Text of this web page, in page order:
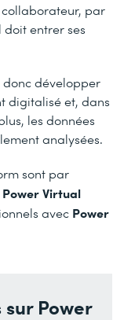
par
entrer ses
donc développer
digitalisé et, dans
les données
analysées.
sont par
Power Virtual
avec Power
Power